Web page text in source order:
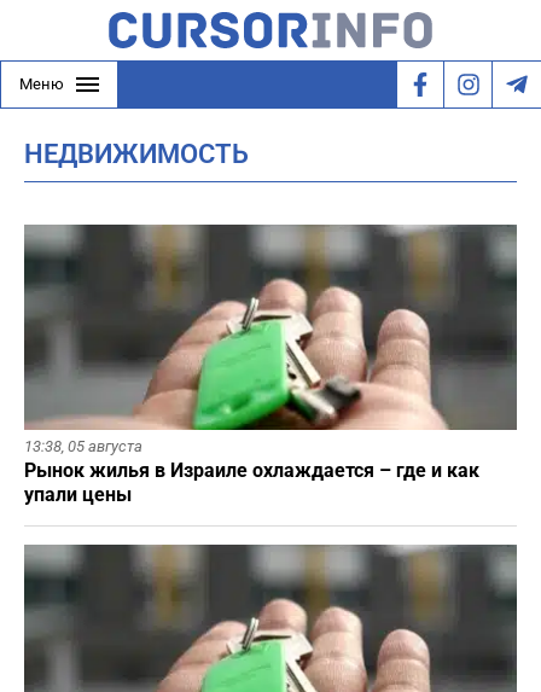
Меню
НЕДВИЖИМОСТЬ
13:38, 05 августа
Рынок жилья в Израиле охлаждается – где и как
упали цены